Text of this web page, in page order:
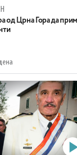
од Црна Гора да